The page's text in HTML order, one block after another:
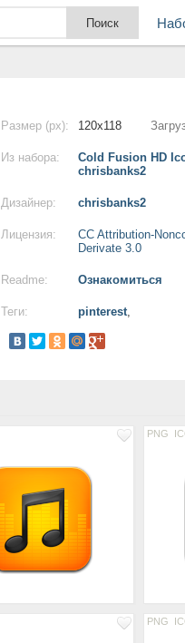
Размер (px): 120x118
Из набора:
Cold Fusion HD
chrisbanks2
Дизайнер: chrisbanks2
Лицензия:
CC Attribution-
Derivate 3.0
Readme: Ознакомиться
Теги: pinterest,
PNG
PNG